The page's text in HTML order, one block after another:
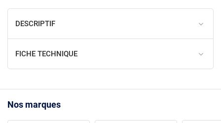
DESCRIPTIF
FICHE TECHNIQUE
Nos marques